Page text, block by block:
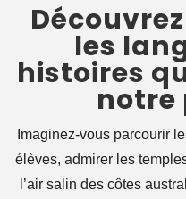
les
histoires
notre
Imaginez-vous parcourir
élèves, admirer les
l’air salin des côtes